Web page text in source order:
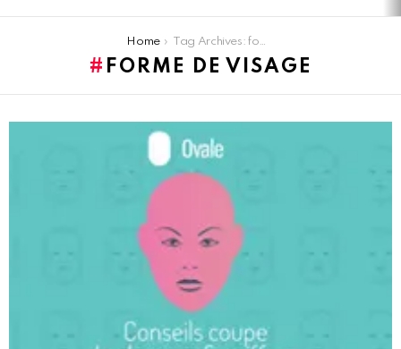
Home Tag Archives: forme de visage
FORME DE VISAGE